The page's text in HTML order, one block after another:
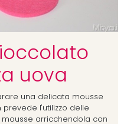
uova
una delicata mousse
l'utilizzo delle
mousse arricchendola con